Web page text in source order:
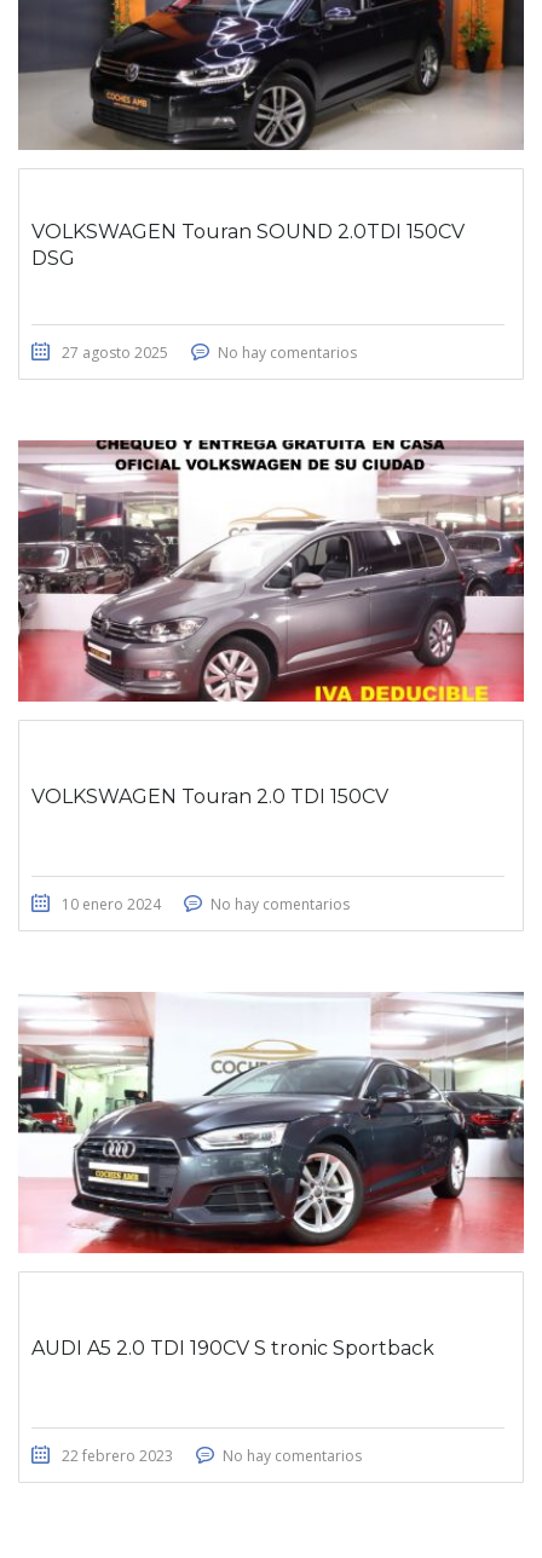
VOLKSWAGEN Touran SOUND 2.0TDI 150CV
DSG
27 agosto 2025 No hay comentarios
VOLKSWAGEN Touran 2.0 TDI 150CV
10 enero 2024 No hay comentarios
AUDI A5 2.0 TDI 190CV S tronic Sportback
22 febrero 2023 No hay comentarios